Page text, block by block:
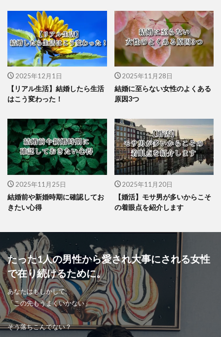
2025年12月1日
【リアル生活】結婚したら生活
はこう変わった！
2025年11月28日
結婚に至らない女性のよくある
原因3つ
2025年11月25日
結婚前や新婚時期に確認してお
きたい心得
2025年11月20日
【婚活】モサ男が多いからこそ
の着眼点を紹介します
たった1人の男性から愛され大事にされる女性
で在り続けるために。
あなたはもしかして、
「この先もうまくいかない」
そう落ちこんでない？